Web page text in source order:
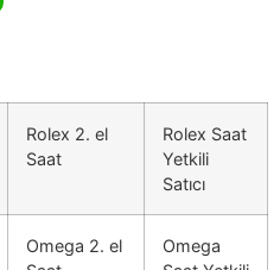
Rolex 2. el
Saat
Rolex Saat
Yetkili
Satıcı
Omega 2. el
Omega